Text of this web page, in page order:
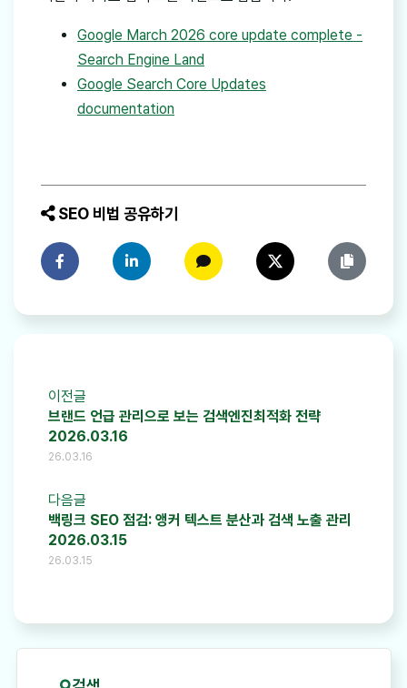
Google March 2026 core update complete -
Search Engine Land
Google Search Core Updates
documentation
SEO 비법 공유하기
페이스북에 공유하기링크드인에 공유하기카카오톡에 공유하기트위터에 공유하기링크 복사
이전글
브랜드 언급 관리으로 보는 검색엔진최적화 전략
2026.03.16
26.03.16
다음글
백링크 SEO 점검: 앵커 텍스트 분산과 검색 노출 관리
2026.03.15
26.03.15